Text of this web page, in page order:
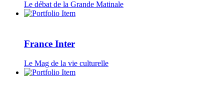
Le débat de la Grande Matinale
France Inter
Le Mag de la vie culturelle